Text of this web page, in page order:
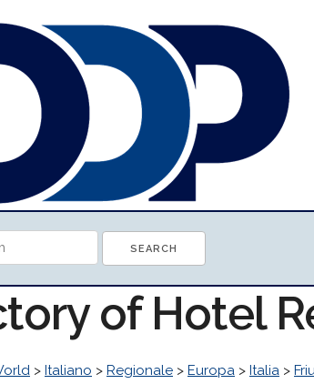
of Hotel
> Italiano > Regionale > Europa > Italia >